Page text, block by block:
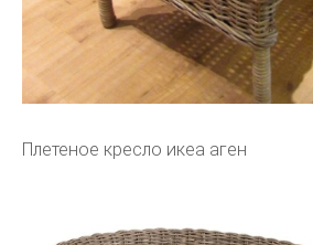
Плетеное кресло икеа аген